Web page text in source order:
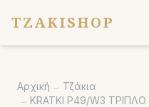
TZAKISHOP
Σόμπες
Αρχική → Τζάκια
→ KRATKI P49/W3